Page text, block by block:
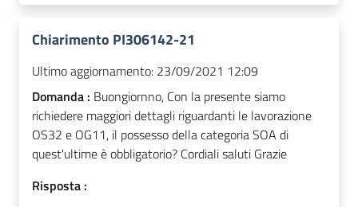
Chiarimento PI306142-21
Ultimo aggiornamento: 23/09/2021 12:09
Domanda : Buongiornno, Con la presente siamo
richiedere maggiori dettagli riguardanti le lavorazione
OS32 e OG11, il possesso della categoria SOA di
quest'ultime è obbligatorio? Cordiali saluti Grazie
Risposta :